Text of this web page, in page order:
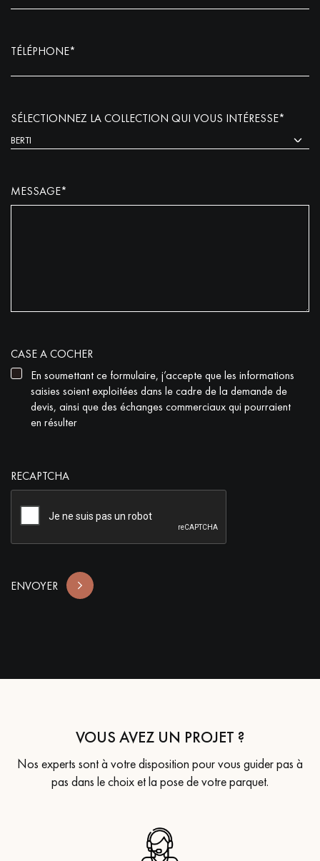
TÉLÉPHONE*
SÉLECTIONNEZ LA COLLECTION QUI VOUS INTÉRESSE*
MESSAGE*
CASE A COCHER
En soumettant ce formulaire, j’accepte que les informations
saisies soient exploitées dans le cadre de la demande de
devis, ainsi que des échanges commerciaux qui pourraient
en résulter
RECAPTCHA
ENVOYER
VOUS AVEZ UN PROJET ?
Nos experts sont à votre disposition pour vous guider pas à
pas dans le choix et la pose de votre parquet.